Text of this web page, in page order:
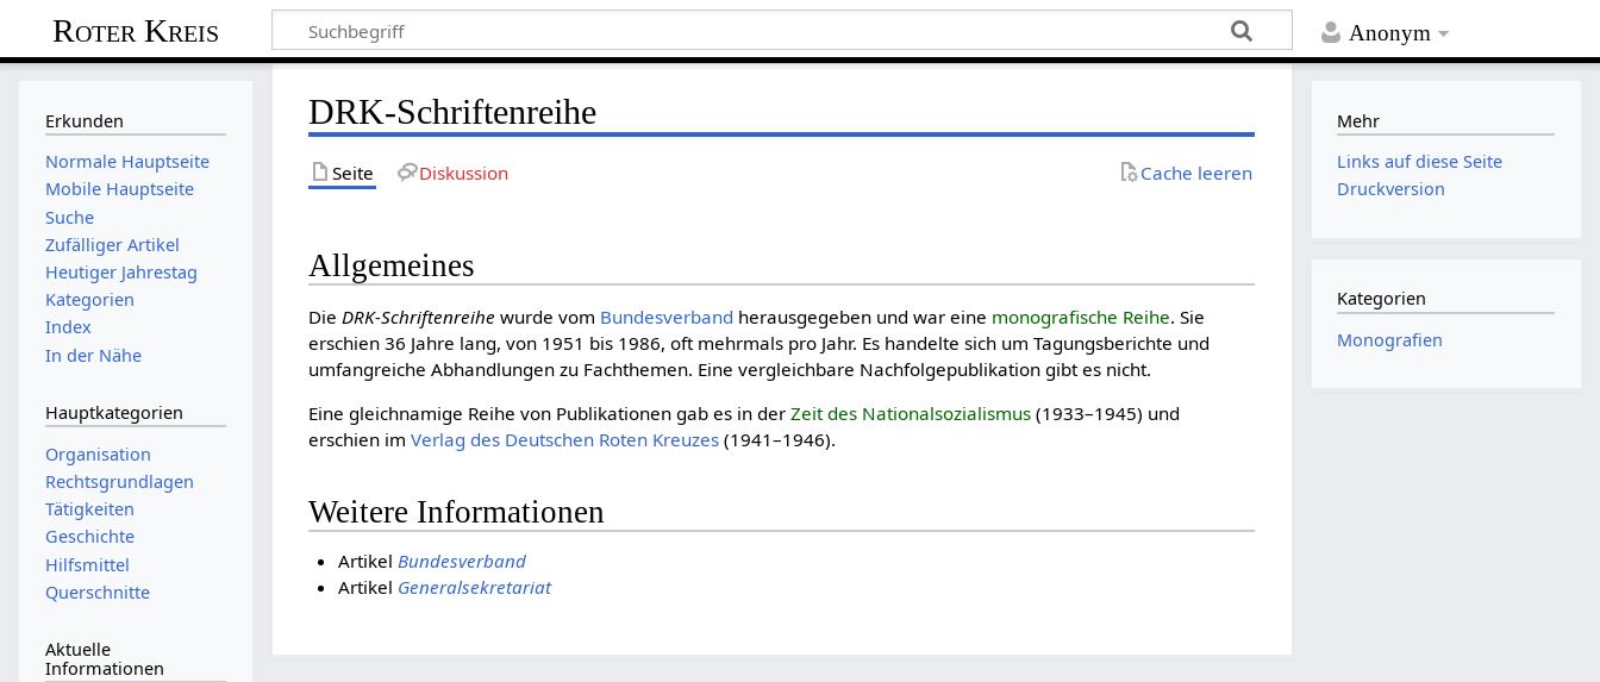
Anonym
Roter Kreis
DRK-Schriftenreihe
Seite Diskussion Cache leeren
Allgemeines
DieDRK-Schriftenreihe wurde vom Bundesverband herausgegeben und war eine monografische Reihe. Sie
erschien 36 Jahre lang, von 1951 bis 1986, oft mehrmals pro Jahr. Es handelte sich um Tagungsberichte und
umfangreiche Abhandlungen zu Fachthemen. Eine vergleichbare Nachfolgepublikation gibt es nicht.
Eine gleichnamige Reihe von Publikationen gab es in derZeit des National­sozia­lis­mus (1933–1945) und
erschien imVerlag des Deutschen Roten Kreuzes (1941–1946).
Weitere Informationen
Artikel Bundesverband
Artikel Generalsekretariat
Erkunden
Normale Hauptseite
Mobile Hauptseite
Suche
Zufälliger Artikel
Heutiger Jahrestag
Kategorien
Index
In der Nähe
Hauptkategorien
Organisation
Rechtsgrundlagen
Tätigkeiten
Geschichte
Hilfsmittel
Querschnitte
Aktuelle
Informationen
Mehr
Links auf diese Seite
Druckversion
Kategorien
Monografien